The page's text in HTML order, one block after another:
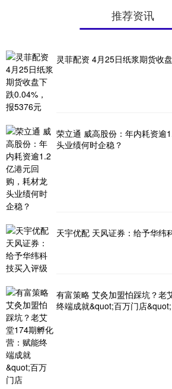
推荐资讯
灵菲配资 4月25日纸浆期货收
荣立通 威高股份：年内耗资逾
头业绩何时企稳？
天宇优配 天风证券：给予华纬
有富策略 艾灸加盟怕踩坑？老
终端成就&quot;百万门店&quot;